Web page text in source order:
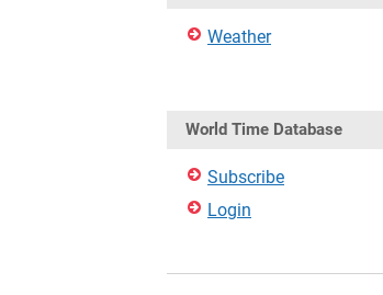
Weather
World Time Database
Subscribe
Login